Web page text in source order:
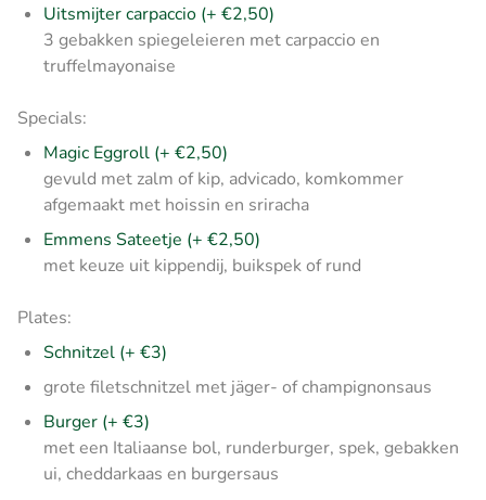
Uitsmijter carpaccio (+ €2,50)
3 gebakken spiegeleieren met carpaccio en
truffelmayonaise
Specials:
Magic Eggroll (+ €2,50)
gevuld met zalm of kip, advicado, komkommer
afgemaakt met hoissin en sriracha
Emmens Sateetje (+ €2,50)
met keuze uit kippendij, buikspek of rund
Plates:
Schnitzel (+ €3)
grote filetschnitzel met jäger- of champignonsaus
Burger (+ €3)
met een Italiaanse bol, runderburger, spek, gebakken
ui, cheddarkaas en burgersaus